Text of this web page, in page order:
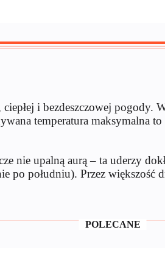
i bezdeszczowej
temperatura maksymalna
nie upalną aurą – ta uderzy
po południu). Przez
POLECANE